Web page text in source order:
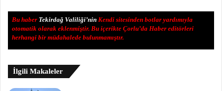
Bu haber Tekirdağ Valiliği’ninKendi sitesinden botlar yardımıyla
otomatik olarak eklenmiştir. Bu içerikte Çorlu’da Haber editörleri
herhangi bir müdahalede bulunmamıştır.
İlgili Makaleler